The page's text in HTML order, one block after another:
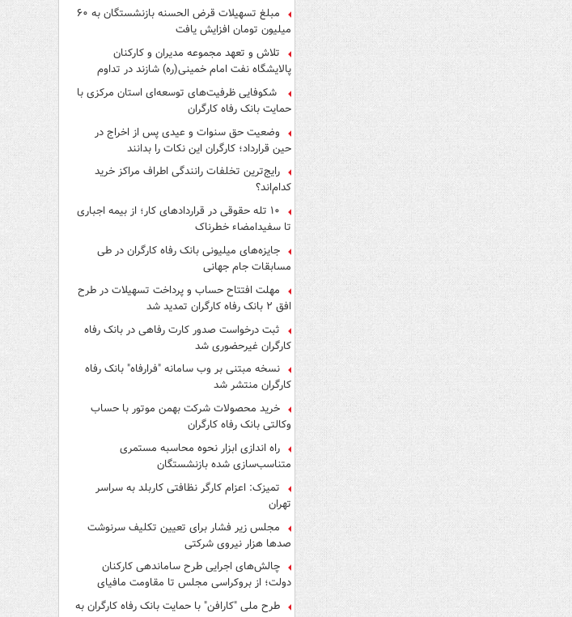
مبلغ تسهیلات قرض الحسنه بازنشستگان به ۶۰
میلیون تومان افزایش یافت
تلاش و تعهد مجموعه مدیران و کارکنان
پالایشگاه نفت امام خمینی(ره) شازند در تداوم
تولید در ایام جنگ رمضان، شایسته قدردانی است
شکوفایی ظرفیت‌های توسعه‌ای استان مرکزی با
حمایت بانک رفاه کارگران
وضعیت حق سنوات و عیدی پس از اخراج در
حین قرارداد؛ کارگران این نکات را بدانند
رایج‌ترین تخلفات رانندگی اطراف مراکز خرید
کدام‌اند؟
۱۰ تله حقوقی در قراردادهای کار؛ از بیمه اجباری
تا سفیدامضاء خطرناک
جایزه‌های میلیونی بانک رفاه کارگران در طی
مسابقات جام جهانی
مهلت افتتاح حساب و پرداخت تسهیلات در طرح
افق ۲ بانک رفاه کارگران تمدید شد
ثبت درخواست صدور کارت رفاهی در بانک رفاه
کارگران غیرحضوری شد
نسخه مبتنی بر وب سامانه "فرارفاه" بانک رفاه
کارگران منتشر شد
خرید محصولات شرکت بهمن موتور با حساب
وکالتی بانک رفاه کارگران
راه اندازی ابزار نحوه محاسبه مستمری
متناسب‌سازی شده بازنشستگان
تمیزک: اعزام کارگر نظافتی کاربلد به سراسر
تهران
مجلس زیر فشار برای تعیین تکلیف سرنوشت
صدها هزار نیروی شرکتی
چالش‌های اجرایی طرح ساماندهی کارکنان
دولت؛ از بروکراسی مجلس تا مقاومت مافیای
واسطه‌گری
طرح ملی "کارافن" با حمایت بانک رفاه کارگران به